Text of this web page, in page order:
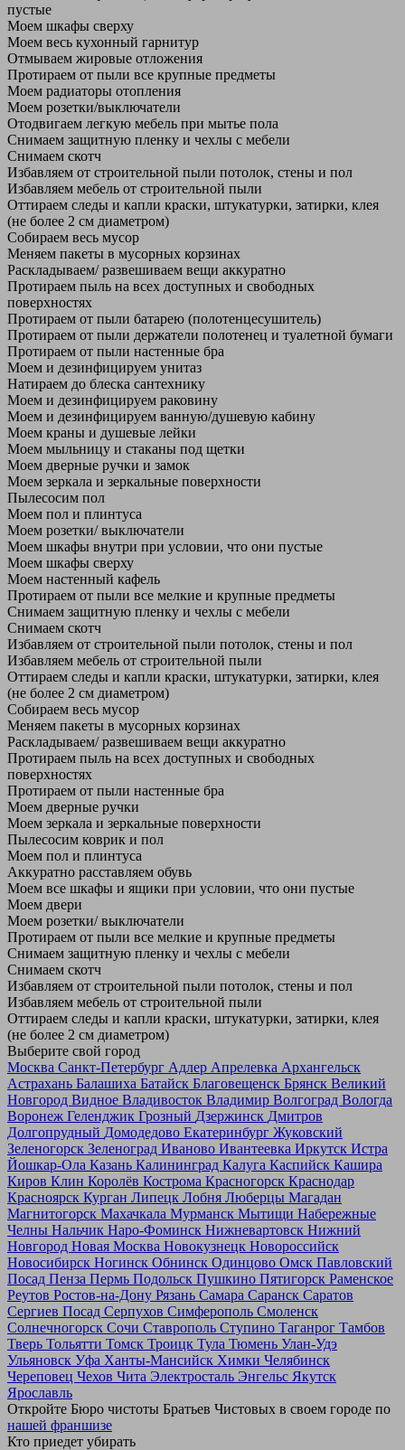
пустые
Моем шкафы сверху
Моем весь кухонный гарнитур
Отмываем жировые отложения
Протираем от пыли все крупные предметы
Моем радиаторы отопления
Моем розетки/выключатели
Отодвигаем легкую мебель при мытье пола
Снимаем защитную пленку и чехлы с мебели
Снимаем скотч
Избавляем от строительной пыли потолок, стены и пол
Избавляем мебель от строительной пыли
Оттираем следы и капли краски, штукатурки, затирки, клея
(не более 2 см диаметром)
Собираем весь мусор
Меняем пакеты в мусорных корзинах
Раскладываем/ развешиваем вещи аккуратно
Протираем пыль на всех доступных и свободных
поверхностях
Протираем от пыли батарею (полотенцесушитель)
Протираем от пыли держатели полотенец и туалетной бумаги
Протираем от пыли настенные бра
Моем и дезинфицируем унитаз
Натираем до блеска сантехнику
Моем и дезинфицируем раковину
Моем и дезинфицируем ванную/душевую кабину
Моем краны и душевые лейки
Моем мыльницу и стаканы под щетки
Моем дверные ручки и замок
Моем зеркала и зеркальные поверхности
Пылесосим пол
Моем пол и плинтуса
Моем розетки/ выключатели
Моем шкафы внутри при условии, что они пустые
Моем шкафы сверху
Моем настенный кафель
Протираем от пыли все мелкие и крупные предметы
Снимаем защитную пленку и чехлы с мебели
Снимаем скотч
Избавляем от строительной пыли потолок, стены и пол
Избавляем мебель от строительной пыли
Оттираем следы и капли краски, штукатурки, затирки, клея
(не более 2 см диаметром)
Собираем весь мусор
Меняем пакеты в мусорных корзинах
Раскладываем/ развешиваем вещи аккуратно
Протираем пыль на всех доступных и свободных
поверхностях
Протираем от пыли настенные бра
Моем дверные ручки
Моем зеркала и зеркальные поверхности
Пылесосим коврик и пол
Моем пол и плинтуса
Аккуратно расставляем обувь
Моем все шкафы и ящики при условии, что они пустые
Моем двери
Моем розетки/ выключатели
Протираем от пыли все мелкие и крупные предметы
Снимаем защитную пленку и чехлы с мебели
Снимаем скотч
Избавляем от строительной пыли потолок, стены и пол
Избавляем мебель от строительной пыли
Оттираем следы и капли краски, штукатурки, затирки, клея
(не более 2 см диаметром)
Выберите свой город
Москва Санкт-Петербург Адлер Апрелевка Архангельск
Астрахань Балашиха Батайск Благовещенск Брянск Великий
Новгород Видное Владивосток Владимир Волгоград Вологда
Воронеж Геленджик Грозный Дзержинск Дмитров
Долгопрудный Домодедово Екатеринбург Жуковский
Зеленогорск Зеленоград Иваново Ивантеевка Иркутск Истра
Йошкар-Ола Казань Калининград Калуга Каспийск Кашира
Киров Клин Королёв Кострома Красногорск Краснодар
Красноярск Курган Липецк Лобня Люберцы Магадан
Магнитогорск Махачкала Мурманск Мытищи Набережные
Челны Нальчик Наро-Фоминск Нижневартовск Нижний
Новгород Новая Москва Новокузнецк Новороссийск
Новосибирск Ногинск Обнинск Одинцово Омск Павловский
Посад Пенза Пермь Подольск Пушкино Пятигорск Раменское
Реутов Ростов-на-Дону Рязань Самара Саранск Саратов
Сергиев Посад Серпухов Симферополь Смоленск
Солнечногорск Сочи Ставрополь Ступино Таганрог Тамбов
Тверь Тольятти Томск Троицк Тула Тюмень Улан-Удэ
Ульяновск Уфа Ханты-Мансийск Химки Челябинск
Череповец Чехов Чита Электросталь Энгельс Якутск
Ярославль
Откройте Бюро чистоты Братьев Чистовых в своем городе по
нашей франшизе
Кто приедет убирать